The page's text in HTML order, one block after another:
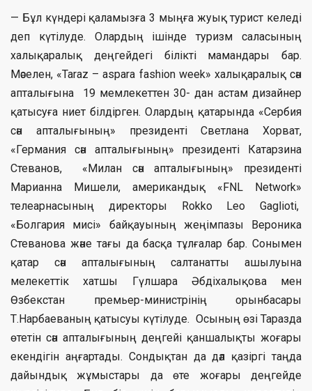
— Бұл күндері қаламызға 3 мыңға жуық турист келеді
деп күтілуде. Олардың ішінде туризм саласының
халықаралық деңгейдегі білікті мамандары бар.
Мәселен, «Taraz – aspara fashion week» халықаралық сән
апталығына 19 мемлекеттен 30- дан астам дизайнер
қатысуға ниет білдірген. Олардың қатарында «Сербия
сән апталығының» президенті Светлана Хорват,
«Германия сән апталығының» президенті Катарзина
Стеванов, «Милан сән апталығының» президенті
Марианна Мишели, американдық «FNL Network»
телеарнасының директоры Rokko Leo Gaglioti,
«Болгария мисі» байқауының жеңімпазы Вероника
Стеванова және тағы да басқа тұлғалар бар. Сонымен
қатар сән апталығының салтанатты ашылуына
мелекеттік хатшы Гүлшара Әбдіхалықова мен
Өзбекстан премьер-министрінің орынбасары
Т.Нарбаеваның қатысуы күтілуде. Осының өзі Таразда
өтетін сән апталығының деңгейі қаншалықты жоғары
екендігін аңғартады. Сондықтан да дәл қазіргі таңда
дайындық жұмыстары да өте жоғары деңгейде